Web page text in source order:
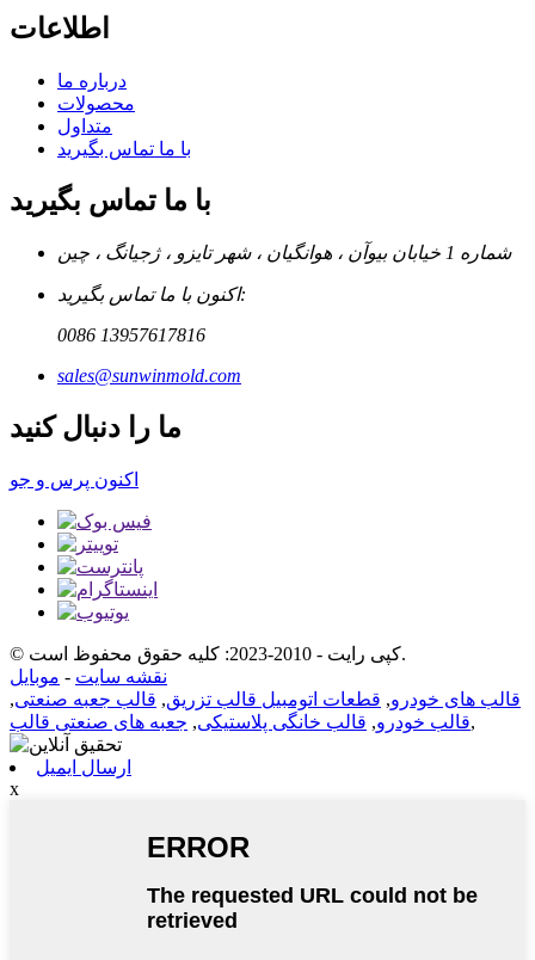
اطلاعات
درباره ما
محصولات
متداول
با ما تماس بگیرید
با ما تماس بگیرید
شماره 1 خیابان بیوآن ، هوانگیان ، شهر تایزو ، ژجیانگ ، چین
اکنون با ما تماس بگیرید:
0086 13957617816
sales@sunwinmold.com
ما را دنبال کنید
اکنون پرس و جو
© کپی رایت - 2010-2023: کلیه حقوق محفوظ است.
نقشه سایت - موبایل
قالب های خودرو, قطعات اتومبیل قالب تزریق, قالب جعبه صنعتی,
قالب خودرو, قالب خانگی پلاستیکی, جعبه های صنعتی قالب ,
ارسال ایمیل
x